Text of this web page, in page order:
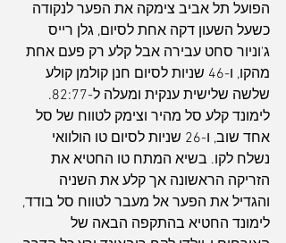
הפועל תל אביב צימקה את הפער לנקודה
כשעל השעון דקה אחת לסיום, גלן רייס
ג'וניור סחט עבירה אבל קלע רק פעם אחת
מהקו, ו-46 שניות לסיום חנן קולמן קולע
שלשה שלישית ענקית ומעלה ל-82:77.
לימונד קלע סל מהיר וצימק לטווח של סל
אחד שוב, ו-26 שניות לסיום טו הולוואי
נשלח לקו. בשיא המתח טו החטיא את
הזריקה הראשונה אך קלע את השניה
והגדיל את הפער אל מעבר לטווח סל בודד,
לימונד החטיא בהתקפה הבאה של